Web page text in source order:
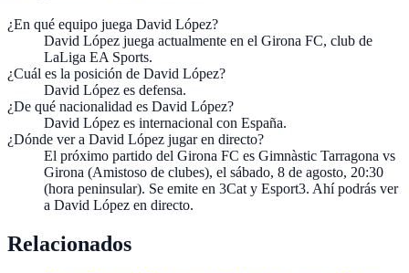
¿En qué equipo juega David López?
David López juega actualmente en el Girona FC, club de
LaLiga EA Sports.
¿Cuál es la posición de David López?
David López es defensa.
¿De qué nacionalidad es David López?
David López es internacional con España.
¿Dónde ver a David López jugar en directo?
El próximo partido del Girona FC es Gimnàstic Tarragona vs
Girona (Amistoso de clubes), el sábado, 8 de agosto, 20:30
(hora peninsular). Se emite en 3Cat y Esport3. Ahí podrás ver
a David López en directo.
Relacionados